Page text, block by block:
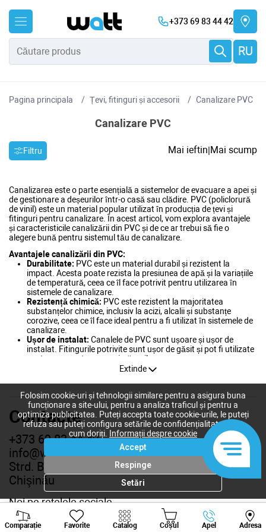
+373 69 83 44 42
RU
Pagina principala Țevi, fitinguri și accesorii Canalizare PVC
Canalizare PVC
Filtru Mai ieftin|Mai scump
Canalizarea este o parte esențială a sistemelor de evacuare a apei și
de gestionare a deșeurilor într-o casă sau clădire. PVC (policlorură
de vinil) este un material popular utilizat în producția de țevi și
fitinguri pentru canalizare. În acest articol, vom explora avantajele
și caracteristicile canalizării din PVC și de ce ar trebui să fie o
alegere bună pentru sistemul tău de canalizare.
Avantajele canalizării din PVC:
Durabilitate: PVC este un material durabil și rezistent la
impact. Acesta poate rezista la presiunea de apă și la variațiile
de temperatură, ceea ce îl face potrivit pentru utilizarea în
sistemele de canalizare.
Rezistență chimică: PVC este rezistent la majoritatea
substanțelor chimice, inclusiv la acizi, alcalii și substanțe
corozive, ceea ce îl face ideal pentru a fi utilizat în sistemele de
canalizare.
Ușor de instalat: Canalele de PVC sunt ușoare și ușor de
instalat. Fitingurile potrivite sunt ușor de găsit și pot fi utilizate
pentru a conecta cu ușurință țevile.
PVC este un material ignifug, ceea ce
cu alte materiale utilizate pentru canalizare, precum fierul și
cuprul. În plus, costurile de instalare sunt reduse datorită
ușurinței cu care pot fi instalate.
Caracteristici ale canalizării din PVC:
Dimensiuni:
țevile de canalizare din PVC sunt disponibile în mai
multe dimensiuni, începând de la diametre mici pentru
sistemele de canalizare interne și până la dimensiuni mai mari
pentru sistemele de canalizare externe.
Culori: țevile de canalizare din PVC sunt disponibile în diferite
culori, cel mai comun fiind alb și gri. Aceasta poate fi utilă
pentru a se potrivi cu designul și aspectul general al clădirii.
Fitingurile din PVC sunt disponibile într-o varietate
de forme și dimensiuni, precum și cu diferite forme de
conectare pentru a se potrivi cu sistemele existente.
Extinde
Contacte
+373 69 83 44 42
info@watt.md
Strd. Burebista 110 intrarea principala,
Chişinău
Noi pe rețelele sociale
Comparație Favorite Catalog Coșul Apel Adresa
Viber Whatsapp
Folosim cookie-uri și tehnologii similare pentru a asigura buna
funcționare a site-ului, pentru a analiza traficul și pentru a
optimiza publicitatea. Puteți accepta toate cookie-urile, le puteți
refuza sau puteți configura setările de confidențialitate după
cum doriți.
Informații despre cookie
Accept
Respinge
Setări